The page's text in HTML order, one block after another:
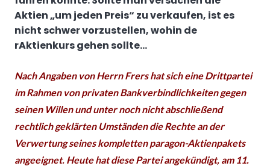
Aktien „um jeden Preis“ zu verkaufen, ist es
nicht schwer vorzustellen, wohin de
rAktienkurs gehen sollte…
Nach Angaben von Herrn Frers hat sich eine Drittpartei
im Rahmen von privaten Bankverbindlichkeiten gegen
seinen Willen und unter noch nicht abschließend
rechtlich geklärten Umständen die Rechte an der
Verwertung seines kompletten paragon-Aktienpakets
angeeignet. Heute hat diese Partei angekündigt, am 11.